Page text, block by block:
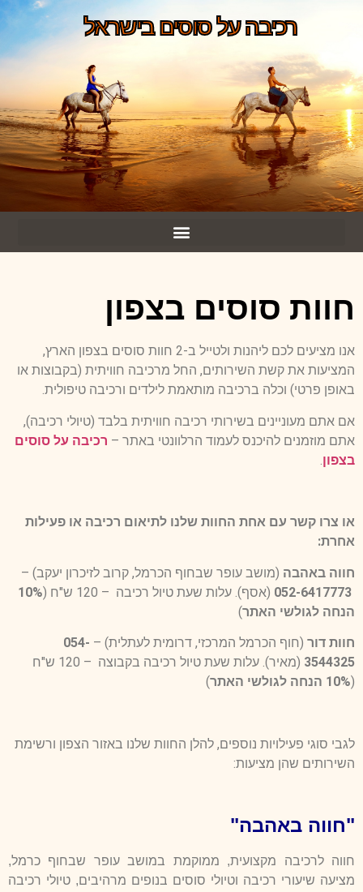
רכיבה על סוסים בישראל
חוות סוסים בצפון
אנו מציעים לכם ליהנות ולטייל ב-2 חוות סוסים בצפון הארץ,
המציעות את קשת השירותים, החל מרכיבה חוויתית (בקבוצות או
באופן פרטי) וכלה ברכיבה מותאמת לילדים ורכיבה טיפולית.
אם אתם מעוניינים בשירותי רכיבה חוויתית בלבד (טיולי רכיבה),
אתם מוזמנים להיכנס לעמוד הרלוונטי באתר – רכיבה על סוסים
בצפון
או צרו קשר עם אחת החוות שלנו לתיאום רכיבה או פעילות
אחרת:
חווה באהבה (מושב עופר שבחוף הכרמל, קרוב לזיכרון יעקב) –
052-6417773 (אסף). עלות שעת טיול רכיבה – 120 ש"ח (
10%
הנחה לגולשי האתר)
חוות דור (חוף הכרמל המרכזי, דרומית לעתלית) – 054-
3544325
(מאיר). עלות שעת טיול רכיבה בקבוצה – 120 ש"ח
(10% הנחה לגולשי האתר )
לגבי סוגי פעילויות נוספים, להלן החוות שלנו באזור הצפון ורשימת
השירותים שהן מציעות:
"חווה באהבה"
חווה לרכיבה מקצועית, ממוקמת במושב עופר שבחוף כרמל,
מציעה שיעורי רכיבה וטיולי סוסים בנופים מרהיבים, טיולי רכיבה